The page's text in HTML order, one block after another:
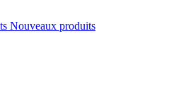
Nouveaux produits